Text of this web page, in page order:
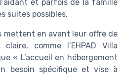
et parfois de la famille
suites possibles.
mettent en avant leur offre de
comme l’EHPAD Villa
« L’accueil en hébergement
besoin spécifique et vise à